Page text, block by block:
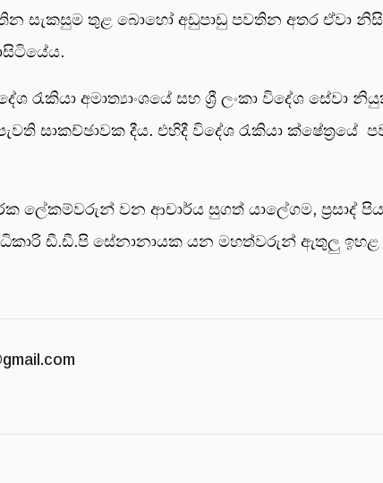
සැකසුම තුළ බොහෝ අඩුපාඩු පවතින අතර ඒවා
රැකියා අමාත්‍යාංශයේ සහ ශ්‍රී ලංකා විදේශ සේවා
සාකච්ඡාවක දීය. එහිදී විදේශ රැකියා
ලේකම්වරුන් වන ආචාර්ය සුගත් යාලේගම, ප්‍රසාද්
ඩී.ඩී.පි සේනානායක යන මහත්වරුන් ඇතුලු